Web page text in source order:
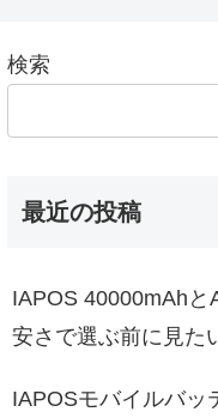
検索
最近の投稿
IAPOS 40000mAhと
安さで選ぶ前に見た
IAPOSモバイルバッ